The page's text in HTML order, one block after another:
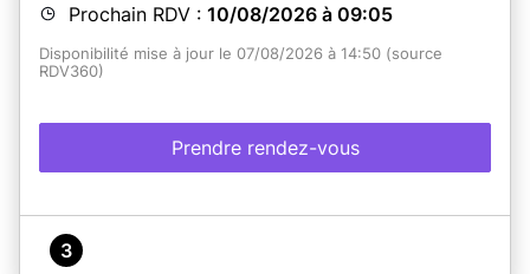
Prochain RDV : 10/08/2026 à 09:05
Disponibilité mise à jour le 07/08/2026 à 14:50 (source
RDV360)
Prendre rendez-vous
3